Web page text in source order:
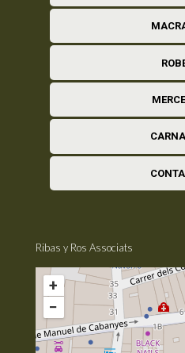
Ribas y Ros Associats
+
−